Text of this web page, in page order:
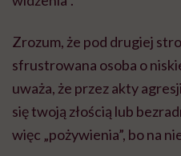
Zrozum, że pod drugiej
sfrustrowana osoba o
uważa, że przez akty
się twoją złością lub
więc „pożywienia”, bo na